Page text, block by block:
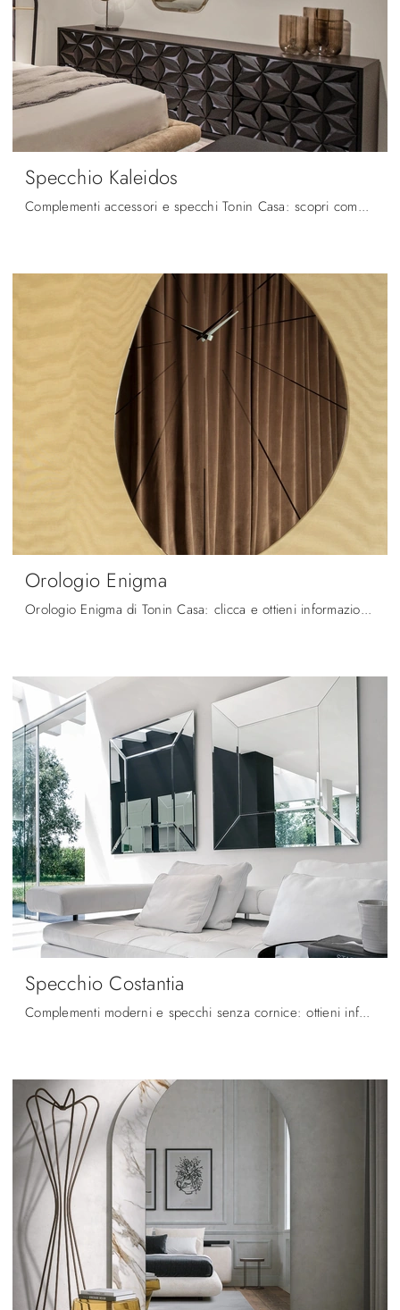
Specchio Kaleidos
Complementi accessori e specchi Tonin Casa: scopri come valorizzare i tuoi spazi moderni con il modello Specchio Kaleidos.
Orologio Enigma
Orologio Enigma di Tonin Casa: clicca e ottieni informazioni sui Complementi e orologi moderni in vetro del noto e rinomato marchio!
Specchio Costantia
Complementi moderni e specchi senza cornice: ottieni informazioni sul modello Specchio Costantia di Tonin Casa e potrai arricchire i tuoi spazi.